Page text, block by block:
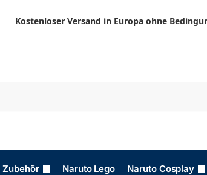
Kostenloser Versand in Europa ohne
Zubehör Naruto Lego Naruto Cosplay